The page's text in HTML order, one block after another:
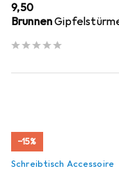
EUR
9,50
Brunnen
−15%
Schreibtisch Accessoire